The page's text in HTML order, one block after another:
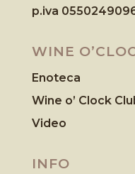
p.iva
WINE
Enoteca
Wine o’ Clock
Video
INFO